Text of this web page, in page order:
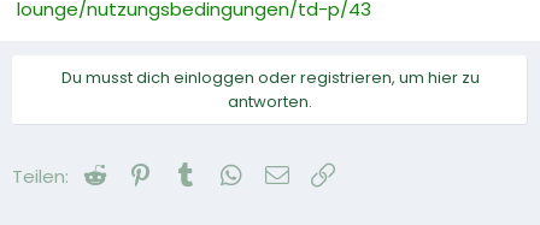
lounge/nutzungsbedingungen/td-p/43
Du musst dich einloggen oder registrieren, um hier zu
antworten.
Teilen: Reddit Pinterest
Tumblr WhatsApp
E-Mail